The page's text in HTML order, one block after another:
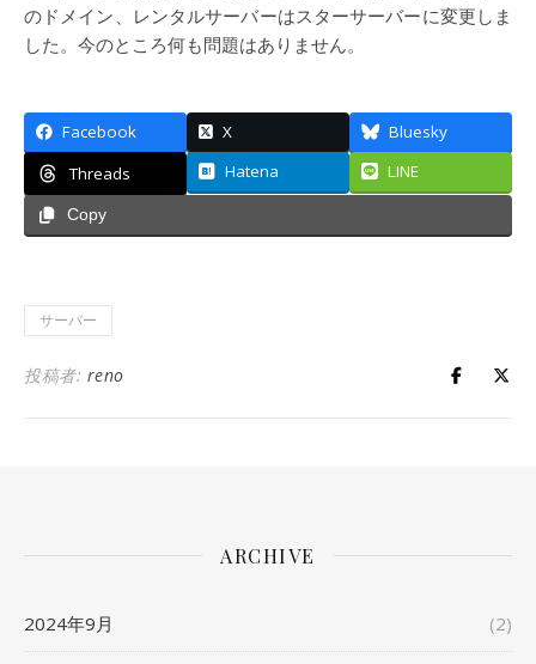
のドメイン、レンタルサーバーはスターサーバーに変更しま
した。今のところ何も問題はありません。
Facebook X
Bluesky
Threads
Hatena LINE
Copy
サーバー
投稿者: reno
ARCHIVE
2024年9月 (2)